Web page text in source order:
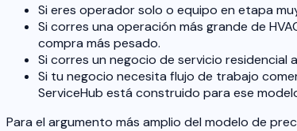
Si eres operador solo o equipo en etapa
Si corres una operación más grande de
compra más pesado.
Si corres un negocio de servicio
Si tu negocio necesita flujo de trabajo
ServiceHub está construido para ese
Para el argumento más amplio del modelo de